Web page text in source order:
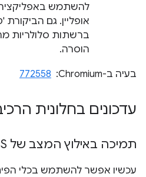
להשתמש
אופליין. גם
ברשתות סלולריות
הוסרה.
בעיה ב-Chromium: ‏ 772558
עדכונים בחלונית
תמיכה באילוץ המצב של CSS
עכשיו אפשר להשתמש בכלי